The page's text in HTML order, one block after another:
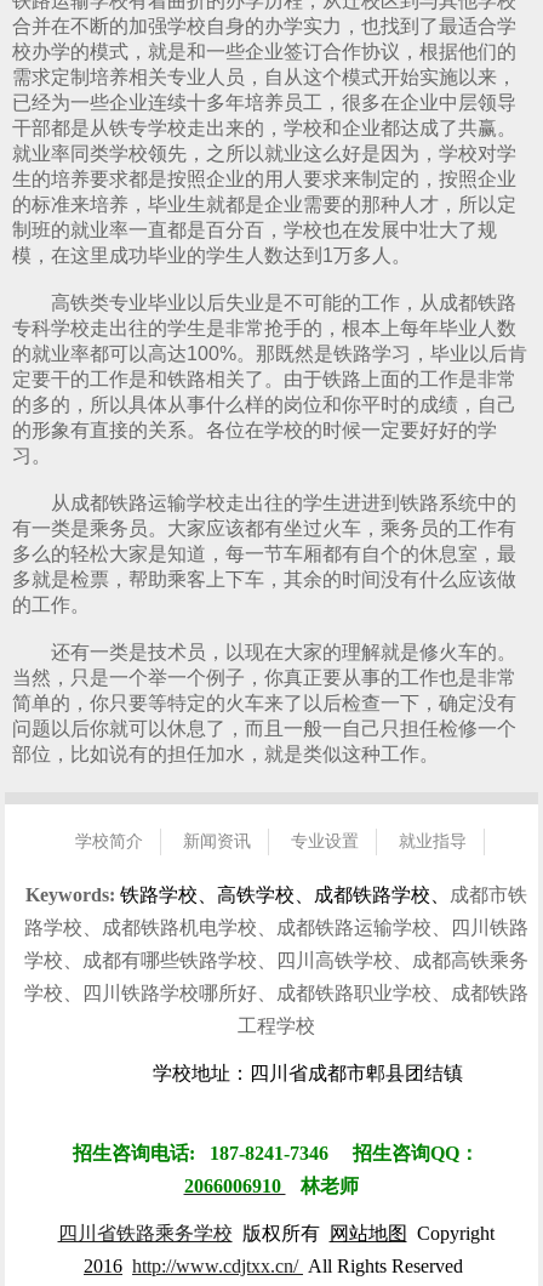
急救援管理专业
成都好的公办技校四川五月花技师学院推荐｜高
铁乘务专业
成都好的公办技校四川五月花技师学院推荐｜铁
路运输专业
成都好的公办技校四川五月花技师学院推荐｜铁
道检修专业
成都好的公办技校四川五月花技师学院推荐｜计
算机应用技术专业
合并在不断的加强学校自身的办学实力，也找到了最适合学
校办学的模式，就是和一些企业签订合作协议，根据他们的
需求定制培养相关专业人员，自从这个模式开始实施以来，
已经为一些企业连续十多年培养员工，很多在企业中层领导
干部都是从铁专学校走出来的，学校和企业都达成了共赢。
就业率同类学校领先，之所以就业这么好是因为，学校对学
生的培养要求都是按照企业的用人要求来制定的，按照企业
的标准来培养，毕业生就都是企业需要的那种人才，所以定
制班的就业率一直都是百分百，学校也在发展中壮大了规
模，在这里成功毕业的学生人数达到1万多人。
高铁类专业毕业以后失业是不可能的工作，从成都铁路
专科学校走出往的学生是非常抢手的，根本上每年毕业人数
的就业率都可以高达100%。那既然是铁路学习，毕业以后肯
定要干的工作是和铁路相关了。由于铁路上面的工作是非常
的多的，所以具体从事什么样的岗位和你平时的成绩，自己
的形象有直接的关系。各位在学校的时候一定要好好的学
习。
从成都铁路运输学校走出往的学生进进到铁路系统中的
有一类是乘务员。大家应该都有坐过火车，乘务员的工作有
多么的轻松大家是知道，每一节车厢都有自个的休息室，最
多就是检票，帮助乘客上下车，其余的时间没有什么应该做
的工作。
还有一类是技术员，以现在大家的理解就是修火车的。
当然，只是一个举一个例子，你真正要从事的工作也是非常
简单的，你只要等特定的火车来了以后检查一下，确定没有
问题以后你就可以休息了，而且一般一自己只担任检修一个
部位，比如说有的担任加水，就是类似这种工作。
学校简介 新闻资讯 专业设置
就业指导
联系我们
Keywords: 铁路学校、高铁学校、成都铁路学校、 成都市铁
路学校、成都铁路机电学校、成都铁路运输学校、四川铁路
学校、成都有哪些铁路学校、四川高铁学校、成都高铁乘务
学校、四川铁路学校哪所好、成都铁路职业学校、成都铁路
工程学校
学校地址：四川省成都市郫县团结镇
招生咨询电话: 187-8241-7346 招生咨询QQ：
2066006910
林老师
四川省铁路乘务学校 版权所有 网站地图 Copyright
2016 http://www.cdjtxx.cn/ All Rights Reserved